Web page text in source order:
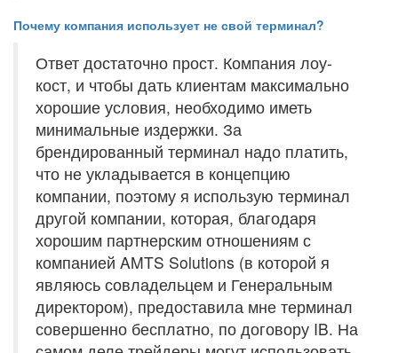
Почему компания использует не свой терминал?
Ответ достаточно прост. Компания лоу-
кост, и чтобы дать клиентам максимально
хорошие условия, необходимо иметь
минимальные издержки. За
брендированный терминал надо платить,
что не укладывается в концепцию
компании, поэтому я использую терминал
другой компании, которая, благодаря
хорошим партнерским отношениям с
компанией AMTS Solutions (в которой я
являюсь совладельцем и Генеральным
директором), предоставила мне терминал
совершенно бесплатно, по договору IB. На